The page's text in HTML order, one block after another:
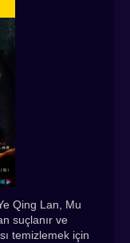
Qing Lan, Mu
suçlanır ve
temizlemek için